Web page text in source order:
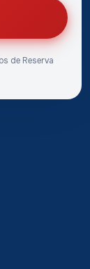
de Reserva